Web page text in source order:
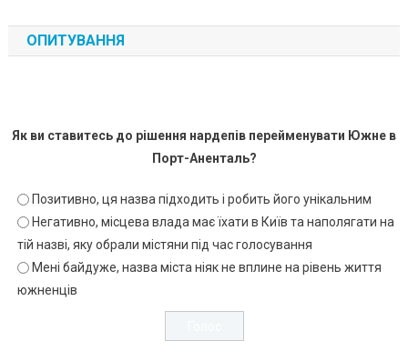
ОПИТУВАННЯ
Як ви ставитесь до рішення нардепів перейменувати Южне в
Порт-Аненталь?
Позитивно, ця назва підходить і робить його унікальним
Негативно, місцева влада має їхати в Київ та наполягати на
тій назві, яку обрали містяни під час голосування
Мені байдуже, назва міста ніяк не вплине на рівень життя
южненців